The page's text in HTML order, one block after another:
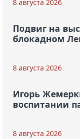
8 августа 2026
Подвиг на
блокадном
8 августа 2026
Игорь
воспитании
8 августа 2026